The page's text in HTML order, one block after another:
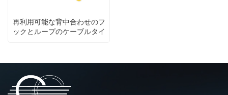
再利用可能な背中合わせのフ
ックとループのケーブルタイ